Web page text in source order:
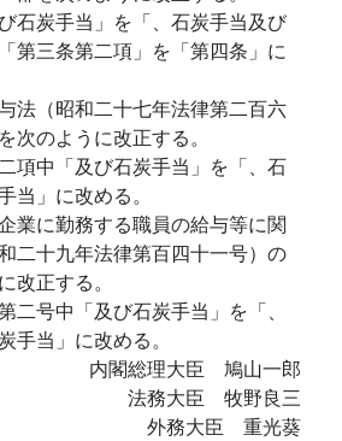
石炭手当」を「、石炭手当及び
第三条第二項」を「第四条」に
法（昭和二十七年法律第二百六
次のように改正する。
項中「及び石炭手当」を「、石
当」に改める。
業に勤務する職員の給与等に関
二十九年法律第百四十一号）の
改正する。
二号中「及び石炭手当」を「、
手当」に改める。
内閣総理大臣 鳩山一郎
法務大臣 牧野良三
外務大臣 重光葵